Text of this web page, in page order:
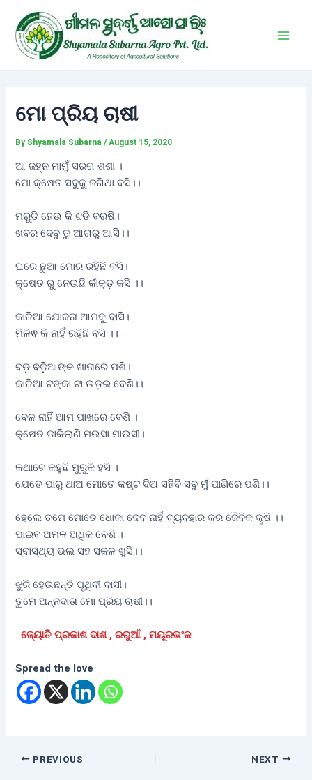
content
ମୋ ପ୍ରିୟ ଚାଷୀ
By Shyamala Subarna/August 15, 2020
ଆ ଜହ୍ନ ମାମୁଁ ସରଗ ଶଶୀ ।
ମୋ କ୍ଷେତ ସବୁକୁ ଜଗିଥା ବସି।।
ମରୁଡି ହେଉ କି ଝଡି ବରଷି।
ଖବର ଦେବୁ ତୁ ଆଗରୁ ଆସି।।
ଘରେ ଛୁଆ ମୋର ରହିଛି ବସି।
କ୍ଷେତ ରୁ ନେଉଛି କାଁକ୍ଡ଼ କସି ।।
କାଳିଆ ଯୋଜନା ଆମକୁ ବାସି।
ମିଳିଵ କି ନାହିଁ ରହିଛି ବସି ।।
ବଡ଼ ଵଡ଼ିଆଙ୍କ ଖାତାରେ ପଶି।
କାଳିଆ ଟଙ୍କା ଟା ଉଡ଼ଇ ବେଶି।।
ବେଳ ନାହିଁ ଆମ ପାଖରେ ବେଶି ।
କ୍ଷେତ ଡାକିଲାଣି ମଉସା ମାଉସୀ।
କଥାଟେ କହୁଛି ମୁରୁକି ହସି ।
ଯେତେ ପାରୁ ଥାଅ ମୋତେ କଷ୍ଟ ଦିଅ ସହିବି ସବୁ ମୁଁ ପାଣିରେ ପଶି।।
ହେଲେ ତମେ ମୋତେ ଧୋକା ଦେବ ନାହିଁ ବ୍ୟବହାର କର ଜୈବିକ କୃଷି ।।
ପାଇବ ଅମଳ ଅଧିକ ବେଶି ।
ସ୍ବାସ୍ଥ୍ୟ ଭଲ ସହ ସକଳ ଖୁସି।।
ଝୁରି ହେଉଛନ୍ତି ପୃଥିବୀ ବାସୀ।
ତୁମେ ଅନ୍ନଦାତା ମୋ ପ୍ରିୟ ଚାଷୀ।।
ଜ୍ୟୋତି ପ୍ରକାଶ ଦାଶ , ରରୁଆଁ , ମୟୂରଭଂଜ
Spread the love
navigation
PREVIOUS NEXT